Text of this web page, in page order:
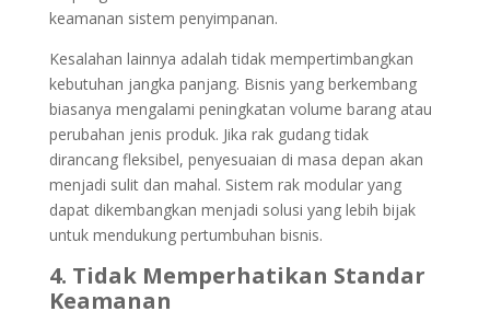
keamanan sistem penyimpanan.
Kesalahan lainnya adalah tidak mempertimbangkan
kebutuhan jangka panjang. Bisnis yang berkembang
biasanya mengalami peningkatan volume barang atau
perubahan jenis produk. Jika rak gudang tidak
dirancang fleksibel, penyesuaian di masa depan akan
menjadi sulit dan mahal. Sistem rak modular yang
dapat dikembangkan menjadi solusi yang lebih bijak
untuk mendukung pertumbuhan bisnis.
4. Tidak Memperhatikan Standar
Keamanan